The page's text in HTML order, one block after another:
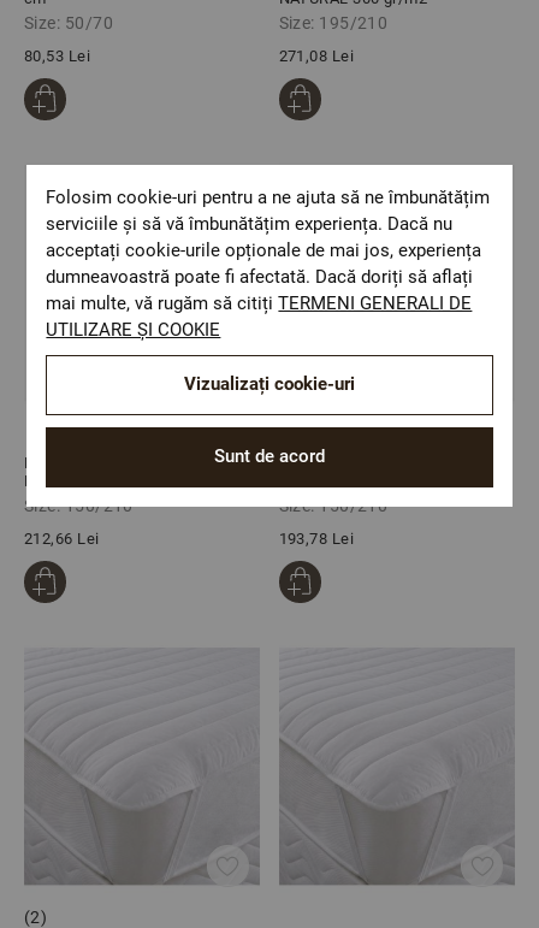
Size: 50/70
80,53 Lei
Size: 195/210
271,08 Lei
Pilota de iarna 150/210
NATURAL 300 gr/m2
Size: 150/210
212,66 Lei
Pilota de vara 150/210
Size: 150/210
193,78 Lei
(2)
Folosim cookie-uri pentru a ne ajuta să ne îmbunătățim
serviciile și să vă îmbunătățim experiența. Dacă nu
acceptați cookie-urile opționale de mai jos, experiența
dumneavoastră poate fi afectată. Dacă doriți să aflați
mai multe, vă rugăm să citițiTERMENI GENERALI DE
UTILIZARE ȘI COOKIE
Sunt de acord
Vizualizați cookie-uri